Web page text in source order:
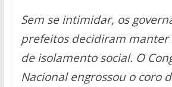
Sem se intimidar, os
prefeitos decidiram manter
de isolamento social. O
Nacional engrossou o coro